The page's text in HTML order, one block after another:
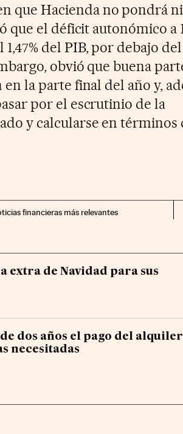
que Hacienda no pondrá
que el déficit autonómico a
del PIB, por debajo
obvió que buena
la parte final del año y,
por el escrutinio de la
y calcularse en términos
financieras más relevantes
extra de Navidad para sus
dos años el pago del
necesitadas